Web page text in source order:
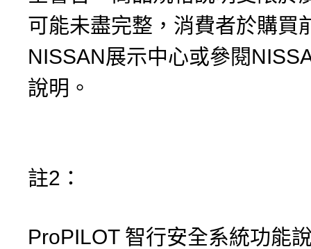
可能未盡完整，消費者於購買
NISSAN展示中心或參閱
說明。
註2：
ProPILOT 智行安全系統功能